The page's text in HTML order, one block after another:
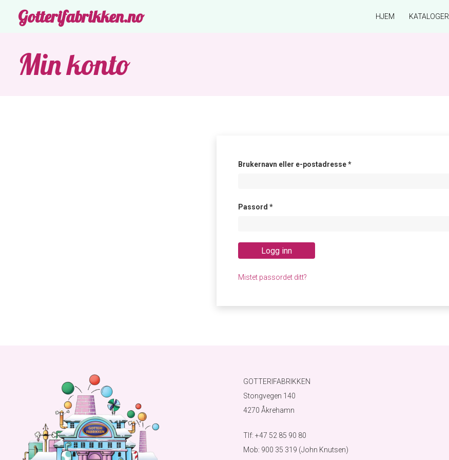
Gotterifabrikken.no HJEM KATALOGER
Min konto
Brukernavn eller e-postadresse*Påkrevd
Passord *Påkrevd
Logg inn
Mistet passordet ditt?
GOTTERIFABRIKKEN
Stongvegen 140
4270 Åkrehamn
Tlf: +47 52 85 90 80
Mob: 900 35 319 (John Knutsen)